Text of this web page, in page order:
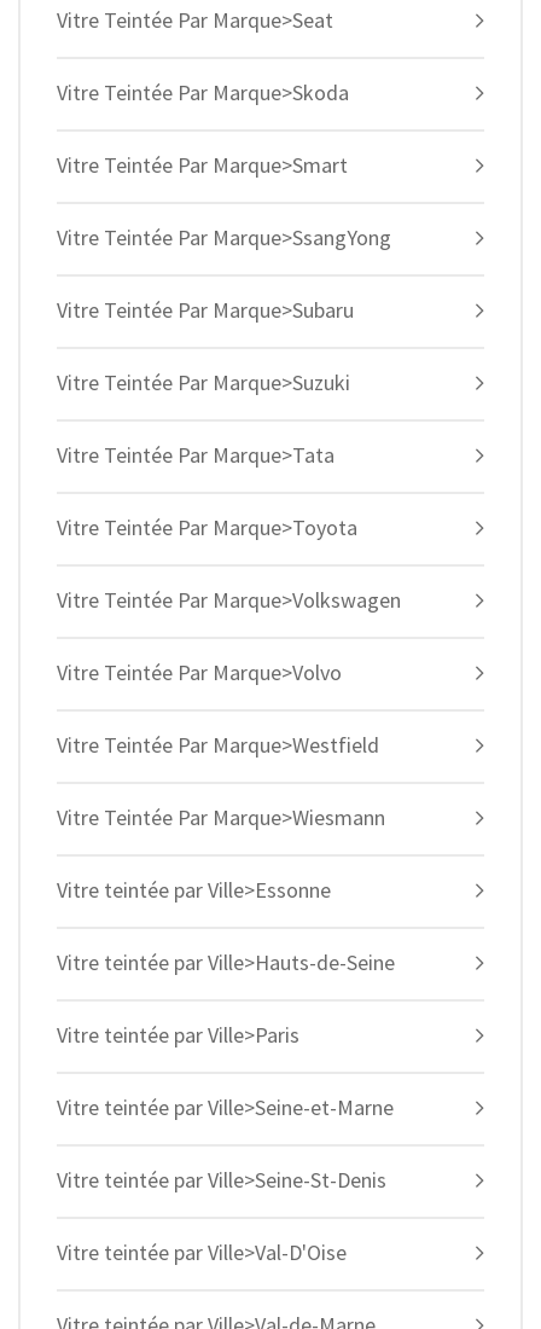
Vitre Teintée Par Marque>Seat
Vitre Teintée Par Marque>Skoda
Vitre Teintée Par Marque>Smart
Vitre Teintée Par Marque>SsangYong
Vitre Teintée Par Marque>Subaru
Vitre Teintée Par Marque>Suzuki
Vitre Teintée Par Marque>Tata
Vitre Teintée Par Marque>Toyota
Vitre Teintée Par Marque>Volkswagen
Vitre Teintée Par Marque>Volvo
Vitre Teintée Par Marque>Westfield
Vitre Teintée Par Marque>Wiesmann
Vitre teintée par Ville>Essonne
Vitre teintée par Ville>Hauts-de-Seine
Vitre teintée par Ville>Paris
Vitre teintée par Ville>Seine-et-Marne
Vitre teintée par Ville>Seine-St-Denis
Vitre teintée par Ville>Val-D'Oise